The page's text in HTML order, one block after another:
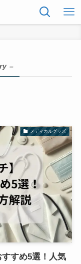
–
メディカルグッズ
すすめ5選！人気